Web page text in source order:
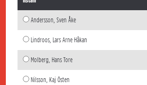
Andersson, Sven Åke
Lindroos, Lars Arne Håkan
Molberg, Hans Tore
Nilsson, Kaj Östen